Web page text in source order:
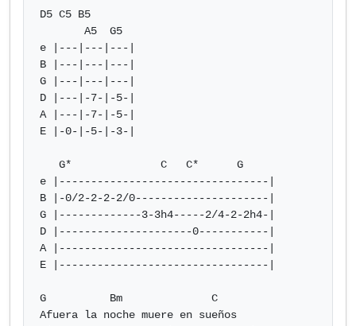
D5 C5 B5
e |---|---|---|
B |---|---|---|
G |---|---|---|
D |---|-7-|-5-|
A |---|-7-|-5-|
E |-0-|-5-|-3-|
e |---------------------------------|
B |-0/2-2-2-2/0---------------------|
G |-------------3-3h4-----2/4-2-2h4-|
D |---------------------0-----------|
A |---------------------------------|
E |---------------------------------|
G          Bm              C
Afuera la noche muere en sueños